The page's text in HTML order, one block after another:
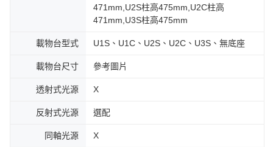
471mm,U2S柱高475mm,U2C柱高
471mm,U3S柱高475mm
載物台型式 U1S、U1C、U2S、U2C、U3S、無底座
載物台尺寸 參考圖片
透射式光源 X
反射式光源 選配
同軸光源 X